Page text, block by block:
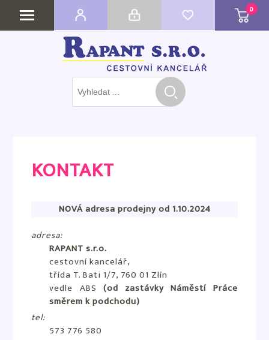
0
KONTAKT
NOVÁ adresa prodejny od 1.10.2024
adresa:
RAPANT s.r.o.
cestovní kancelář,
třída T. Bati 1/7, 760 01 Zlín
vedle ABS (od zastávky Náměstí Práce
směrem k podchodu)
tel:
573 776 580